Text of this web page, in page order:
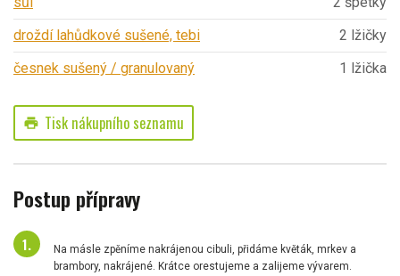
droždí lahůdkové sušené, tebi
2 lžičky
česnek sušený / granulovaný
1 lžička
print Tisk nákupního seznamu
Postup přípravy
Na másle zpěníme nakrájenou cibuli, přidáme květák, mrkev a
brambory, nakrájené. Krátce orestujeme a zalijeme vývarem.